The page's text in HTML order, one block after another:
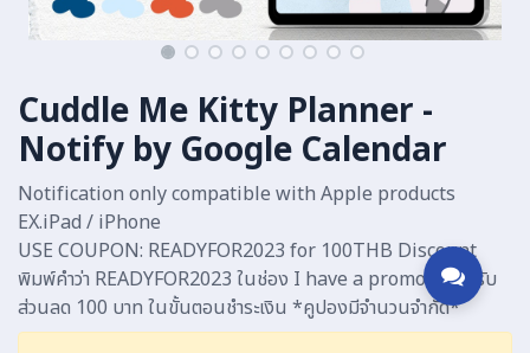
Cuddle Me Kitty Planner -
Notify by Google Calendar
Notification only compatible with Apple products
EX.iPad / iPhone
USE COUPON: READYFOR2023 for 100THB Discount
พิมพ์คำว่า READYFOR2023 ในช่อง I have a promo code รับ
ส่วนลด 100 บาท ในขั้นตอนชำระเงิน *คูปองมีจำนวนจำกัด*